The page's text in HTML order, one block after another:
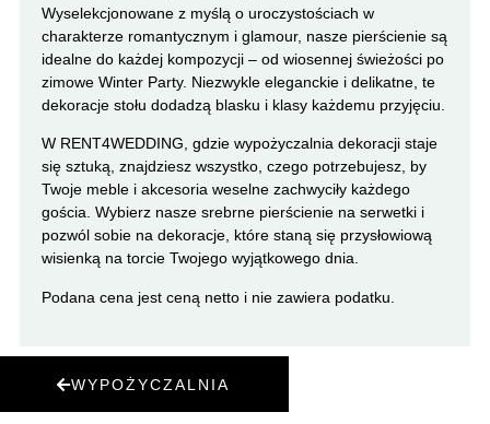
Wyselekcjonowane z myślą o uroczystościach w
charakterze romantycznym i glamour, nasze pierścienie są
idealne do każdej kompozycji – od wiosennej świeżości po
zimowe Winter Party. Niezwykle eleganckie i delikatne, te
dekoracje stołu dodadzą blasku i klasy każdemu przyjęciu.
W RENT4WEDDING, gdzie wypożyczalnia dekoracji staje
się sztuką, znajdziesz wszystko, czego potrzebujesz, by
Twoje meble i akcesoria weselne zachwyciły każdego
gościa. Wybierz nasze srebrne pierścienie na serwetki i
pozwól sobie na dekoracje, które staną się przysłowiową
wisienką na torcie Twojego wyjątkowego dnia.
Podana cena jest ceną netto i nie zawiera podatku.
WYPOŻYCZALNIA